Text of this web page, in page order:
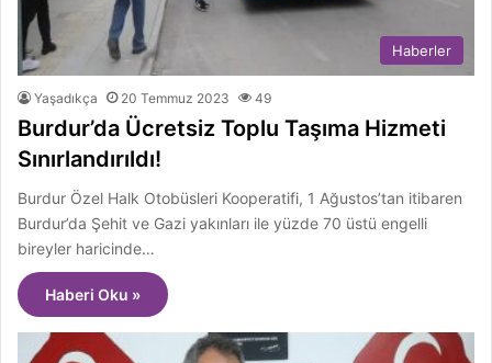
Haberler
Yaşadıkça 20 Temmuz 2023 49
Burdur’da Ücretsiz Toplu Taşıma Hizmeti
Sınırlandırıldı!
Burdur Özel Halk Otobüsleri Kooperatifi, 1 Ağustos’tan itibaren
Burdur’da Şehit ve Gazi yakınları ile yüzde 70 üstü engelli
bireyler haricinde…
Haberi Oku »